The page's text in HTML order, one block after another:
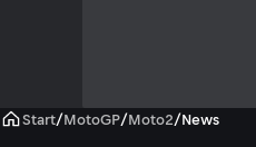
Start/MotoGP/Moto2/News